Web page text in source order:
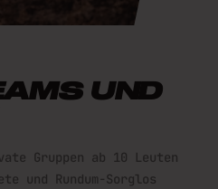
UND
Gruppen ab 10 Leuten
und Rundum-Sorglos